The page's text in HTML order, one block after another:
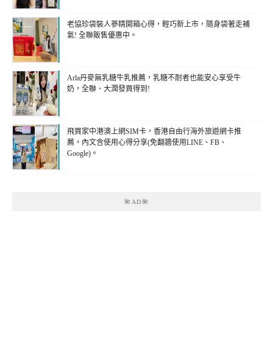
老協珍袋裝人蔘精開箱心得，輕巧新上市，隨身袋著走補
氣! 全聯販售優惠中。
Arla丹麥無乳糖牛乳推薦，乳糖不耐者也能安心享受牛
奶，全聯、大潤發買得到!
飛買家中港澳上網SIM卡，香港自由行海外旅遊網卡推
薦，內文含使用心得分享(免翻牆使用LINE、FB、
Google)。
🌺AD🌺